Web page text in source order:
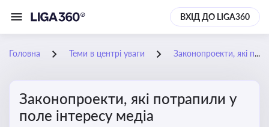
ВХІД ДО LIGA360
Головна Теми в центрі уваги Законопроекти, які потрапили у поле інтересу медіа
Законопроекти, які потрапили у
поле інтересу медіа